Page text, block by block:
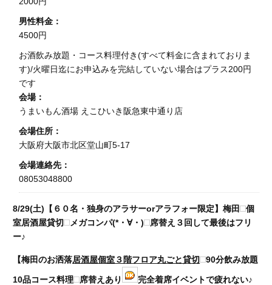
男性料金：
4500円
お酒飲み放題・コース料理付き(すべて料金に含まれておりま
す)/火曜日迄にお申込みを完結していない場合はプラス200円
です
会場：
うまいもん酒場 えこひいき阪急東中通り店
会場住所：
大阪府大阪市北区堂山町5-17
会場連絡先：
08053048800
8/29(土)【６０名・独身のアラサーorアラフォー限定】梅田
個
室居酒屋貸切
メガコンパ(*・∀・)
席替え３回して最後はフリ
ー♪
【梅田のお洒落居酒屋個室３階フロア丸ごと貸切 90分飲み放題
10品コース料理 席替えあり
完全着席イベントで疲れない♪